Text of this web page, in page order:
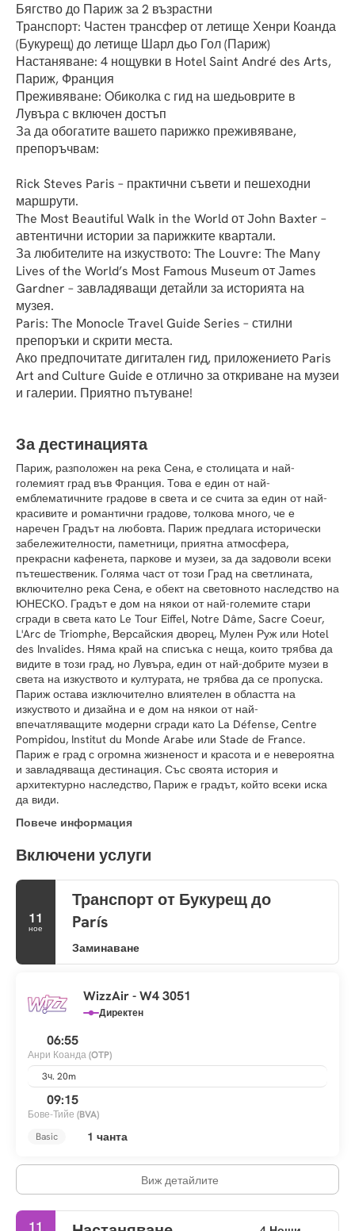
Бягство до Париж за 2 възрастни
Транспорт: Частен трансфер от летище Хенри Коанда
(Букурещ) до летище Шарл дьо Гол (Париж)
Настаняване: 4 нощувки в Hotel Saint André des Arts,
Париж, Франция
Преживяване: Обиколка с гид на шедьоврите в
Лувъра с включен достъп
За да обогатите вашето парижко преживяване,
препоръчвам:
Rick Steves Paris – практични съвети и пешеходни
маршрути.
The Most Beautiful Walk in the World от John Baxter –
автентични истории за парижките квартали.
За любителите на изкуството: The Louvre: The Many
Lives of the World’s Most Famous Museum от James
Gardner – завладяващи детайли за историята на
музея.
Paris: The Monocle Travel Guide Series – стилни
препоръки и скрити места.
Ако предпочитате дигитален гид, приложението Paris
Art and Culture Guide е отлично за откриване на музеи
и галерии. Приятно пътуване!
За дестинацията
Париж, разположен на река Сена, е столицата и най-
големият град във Франция. Това е един от най-
емблематичните градове в света и се счита за един от най-
красивите и романтични градове, толкова много, че е
наречен Градът на любовта. Париж предлага исторически
забележителности, паметници, приятна атмосфера,
прекрасни кафенета, паркове и музеи, за да задоволи всеки
пътешественик. Голяма част от този Град на светлината,
включително река Сена, е обект на световното наследство на
ЮНЕСКО. Градът е дом на някои от най-големите стари
сгради в света като Le Tour Eiffel, Notre Dâme, Sacre Coeur,
L'Arc de Triomphe, Версайския дворец, Мулен Руж или Hotel
des Invalides. Няма край на списъка с неща, които трябва да
видите в този град, но Лувъра, един от най-добрите музеи в
света на изкуството и културата, не трябва да се пропуска.
Париж остава изключително влиятелен в областта на
изкуството и дизайна и е дом на някои от най-
впечатляващите модерни сгради като La Défense, Centre
Pompidou, Institut du Monde Arabe или Stade de France.
Париж е град с огромна жизненост и красота и е невероятна
и завладяваща дестинация. Със своята история и
архитектурно наследство, Париж е градът, който всеки иска
да види.
Повече информация
Включени услуги
11
ное
Транспорт от Букурещ до
París
Заминаване
WizzAir - W4 3051
Директен
06:55
Анри Коанда(OTP)
3ч. 20m
09:15
Бове-Тийе (BVA)
Basic
1 чанта
Виж детайлите
11